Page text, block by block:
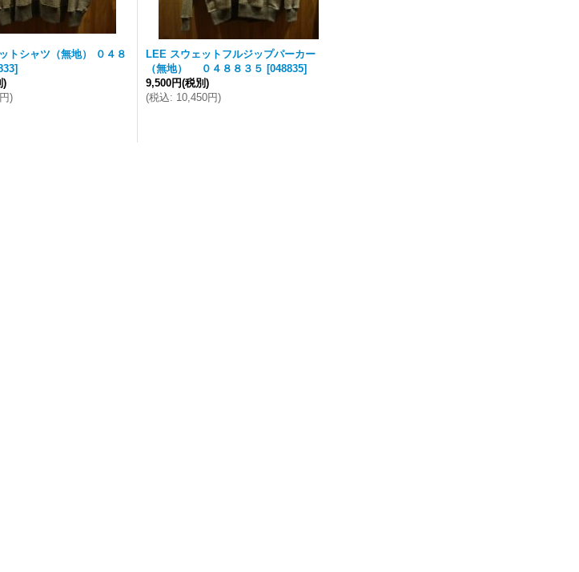
トシャツ（無地） ０４８
]
)
)
LEE スウェットフルジップパーカー
（無地） ０４８８３５ [048835]
9,500円(税別)
(税込: 10,450円)